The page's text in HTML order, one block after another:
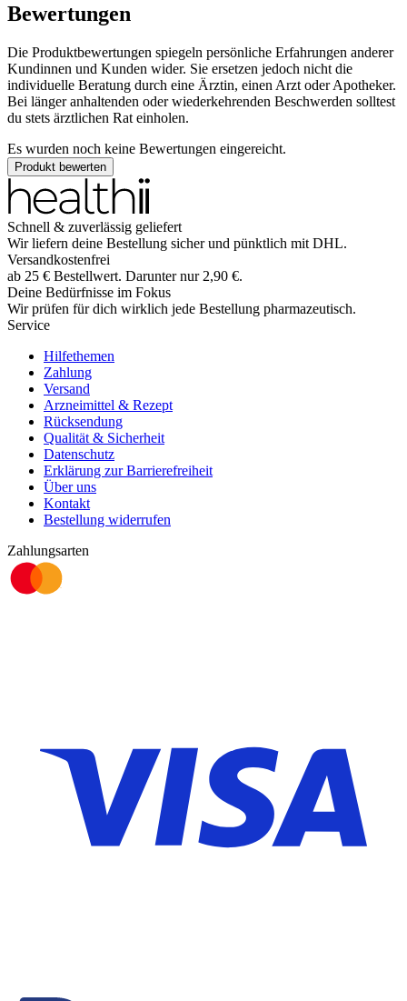
Bewertungen
Die Produktbewertungen spiegeln persönliche Erfahrungen anderer
Kundinnen und Kunden wider. Sie ersetzen jedoch nicht die
individuelle Beratung durch eine Ärztin, einen Arzt oder Apotheker.
Bei länger anhaltenden oder wiederkehrenden Beschwerden solltest
du stets ärztlichen Rat einholen.
Es wurden noch keine Bewertungen eingereicht.
Produkt bewerten
Schnell & zuverlässig geliefert
Wir liefern deine Bestellung sicher und pünktlich mit DHL.
Versandkostenfrei
ab 25 € Bestellwert. Darunter nur 2,90 €.
Deine Bedürfnisse im Fokus
Wir prüfen für dich wirklich jede Bestellung pharmazeutisch.
Service
Hilfethemen
Zahlung
Versand
Arzneimittel & Rezept
Rücksendung
Qualität & Sicherheit
Datenschutz
Erklärung zur Barrierefreiheit
Über uns
Kontakt
Bestellung widerrufen
Zahlungsarten